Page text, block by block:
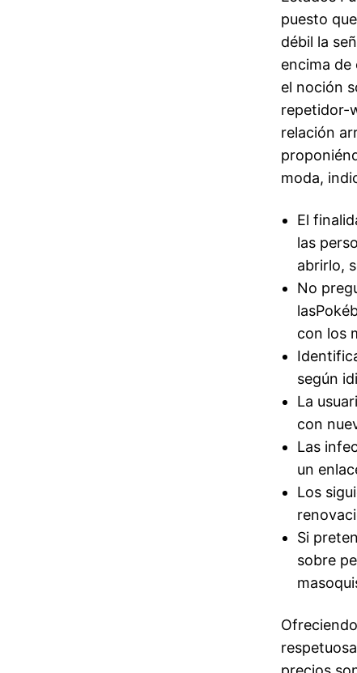
puesto
débil la
encima de
el noción
repetidor-
relación
moda,
El
las
abrirlo,
No
con los
según
La
con
Las
un
Los
Si
sobre